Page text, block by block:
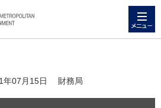
年07月15日 財務局